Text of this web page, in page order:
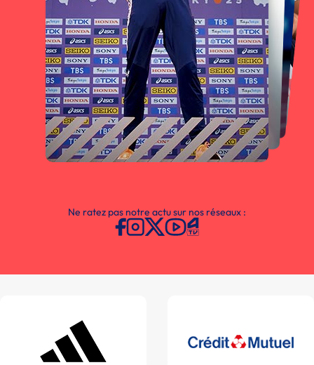
Ne ratez pas notre actu sur nos réseaux :